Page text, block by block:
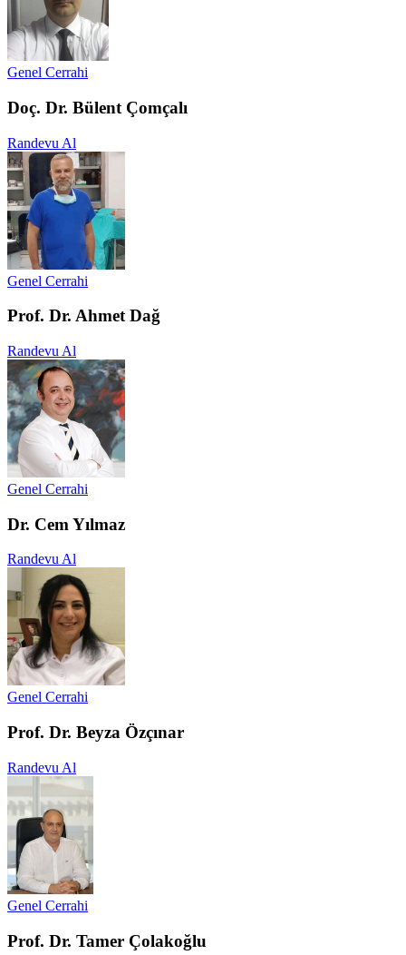
Genel Cerrahi
Doç. Dr. Bülent Çomçalı
Randevu Al
Genel Cerrahi
Prof. Dr. Ahmet Dağ
Randevu Al
Genel Cerrahi
Dr. Cem Yılmaz
Randevu Al
Genel Cerrahi
Prof. Dr. Beyza Özçınar
Randevu Al
Genel Cerrahi
Prof. Dr. Tamer Çolakoğlu